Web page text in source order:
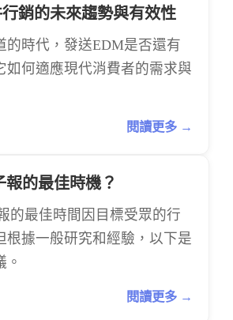
銷的未來趨勢與有效性
的時代，發送EDM是否還有
如何適應現代消費者的需求與
閱讀更多 →
的最佳時機？
的最佳時間因目標受眾的行
根據一般研究和經驗，以下是
。
閱讀更多 →